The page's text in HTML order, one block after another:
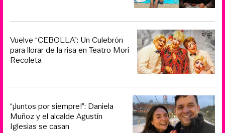
Vuelve “CEBOLLA”: Un Culebrón
para llorar de la risa en Teatro Mori
Recoleta
“¡Juntos por siempre!”: Daniela
Muñoz y el alcalde Agustín
Iglesias se casan